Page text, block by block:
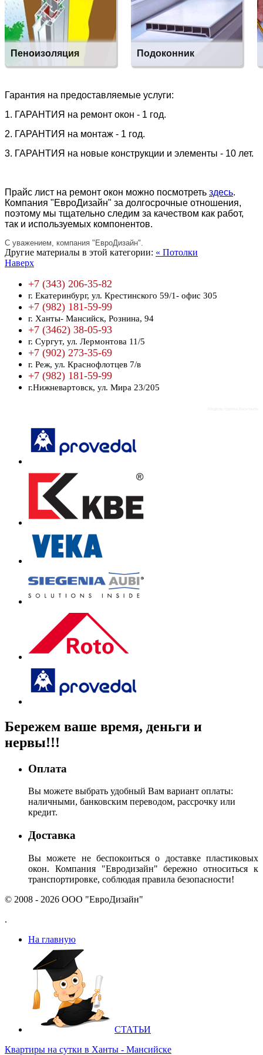
Пеноизоляция
Под подоконником,
Подоконник
Установка, замена
Гарантия на предоставляемые услуги:
1. ГАРАНТИЯ на ремонт окон - 1 год.
2. ГАРАНТИЯ на монтаж - 1 год.
3. ГАРАНТИЯ на новые конструкции и элементы - 10 лет.
Прайс лист на ремонт окон можно посмотреть здесь.
Компания "ЕвроДизайн" за долгосрочные отношения,
поэтому мы тщательно следим за качеством как работ,
так и используемых компонентов.
С уважением, компания "ЕвроДизайн".
Другие материалы в этой категории: « Потолки
Наверх
+7 (343) 206-35-82
г. Екатеринбург, ул. Крестинского 59/1- офис 305
+7 (982) 181-59-99
г. Ханты- Мансийск, Рознина, 94
+7 (3462) 38-05-93
г. Сургут, ул. Лермонтова 11/5
+7 (902) 273-35-69
г. Реж, ул. Краснофлотцев 7/в
+7 (982) 181-59-99
г.Нижневартовск, ул. Мира 23/205
Бережем ваше время, деньги и
нервы!!!
Оплата
Вы можете выбрать удобный Вам вариант оплаты:
наличными, банковским переводом, рассрочку или
кредит.
Доставка
Вы можете не беспокоиться о доставке пластиковых
окон. Компания "Евродизайн" бережно относиться к
транспортировке, соблюдая правила безопасности!
© 2008 - 2026 ООО "ЕвроДизайн"
.
На главную
СТАТЬИ
Квартиры на сутки в Ханты - Мансийске